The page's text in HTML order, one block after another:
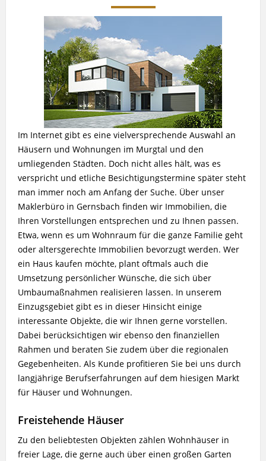
Im Internet gibt es eine vielversprechende Auswahl an
Häusern und Wohnungen im Murgtal und den
umliegenden Städten. Doch nicht alles hält, was es
verspricht und etliche Besichtigungstermine später steht
man immer noch am Anfang der Suche. Über unser
Maklerbüro in Gernsbach finden wir Immobilien, die
Ihren Vorstellungen entsprechen und zu Ihnen passen.
Etwa, wenn es um Wohnraum für die ganze Familie geht
oder altersgerechte Immobilien bevorzugt werden. Wer
ein Haus kaufen möchte, plant oftmals auch die
Umsetzung persönlicher Wünsche, die sich über
Umbaumaßnahmen realisieren lassen. In unserem
Einzugsgebiet gibt es in dieser Hinsicht einige
interessante Objekte, die wir Ihnen gerne vorstellen.
Dabei berücksichtigen wir ebenso den finanziellen
Rahmen und beraten Sie zudem über die regionalen
Gegebenheiten. Als Kunde profitieren Sie bei uns durch
langjährige Berufserfahrungen auf dem hiesigen Markt
für Häuser und Wohnungen.
Freistehende Häuser
Zu den beliebtesten Objekten zählen Wohnhäuser in
freier Lage, die gerne auch über einen großen Garten